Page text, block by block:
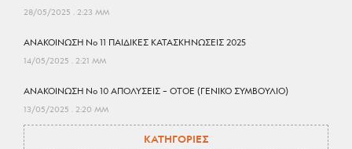
28/05/2025 2:23 ΜΜ
ΑΝΑΚΟΙΝΩΣΗ No 11 ΠΑΙΔΙΚΕΣ ΚΑΤΑΣΚΗΝΩΣΕΙΣ 2025
14/05/2025 2:21 ΜΜ
ΑΝΑΚΟΙΝΩΣΗ No 10 ΑΠΟΛΥΣΕΙΣ – ΟΤΟΕ (ΓΕΝΙΚΟ ΣΥΜΒΟΥΛΙΟ)
13/05/2025 2:20 ΜΜ
ΚΑΤΗΓΟΡΙΕΣ